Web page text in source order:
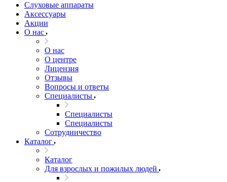
Слуховые аппараты
Аксессуары
Акции
О нас
О нас
О центре
Лицензия
Отзывы
Вопросы и ответы
Специалисты
Специалисты
Специалисты
Сотрудничество
Каталог
Каталог
Для взрослых и пожилых людей